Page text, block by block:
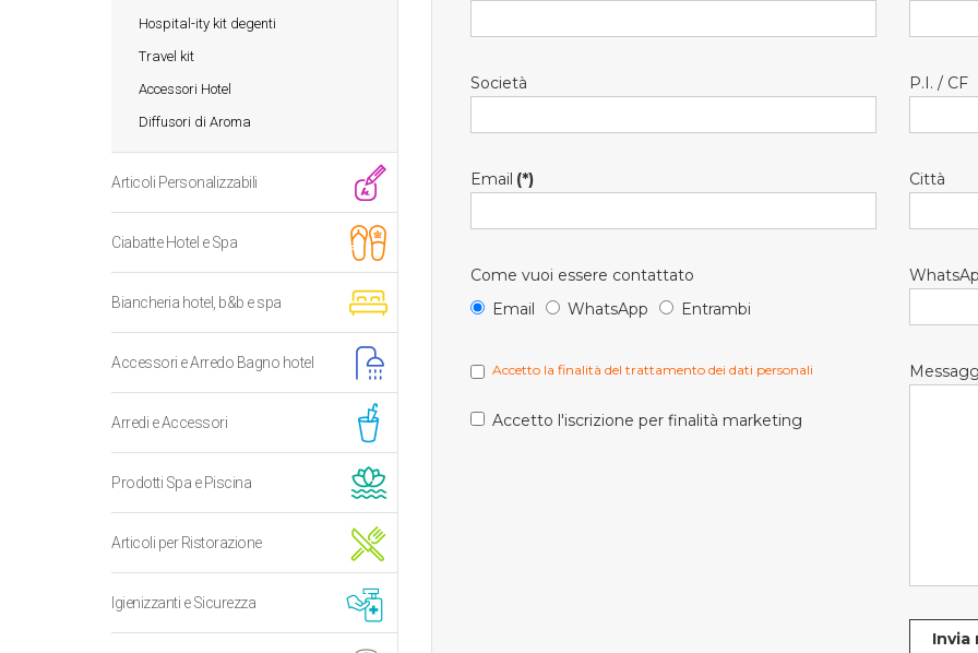
Hospital-ity kit degenti
Travel kit
Accessori Hotel
Diffusori di Aroma
Articoli Personalizzabili
Ciabatte Hotel e Spa
Biancheria hotel, b&b e spa
Accessori e Arredo Bagno hotel
Arredi e Accessori
Prodotti Spa e Piscina
Articoli per Ristorazione
Igienizzanti e Sicurezza
Società P.I. / CF
Email (*) Città
Come vuoi essere contattato
Email
WhatsApp Entrambi
Accetto la finalità del trattamento dei dati personali
Accetto l'iscrizione per finalità marketing
Invia